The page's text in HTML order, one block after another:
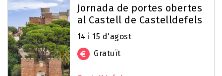
Jornada de portes obertes
al Castell de Castelldefels
14 i 15 d'agost
Gratuït